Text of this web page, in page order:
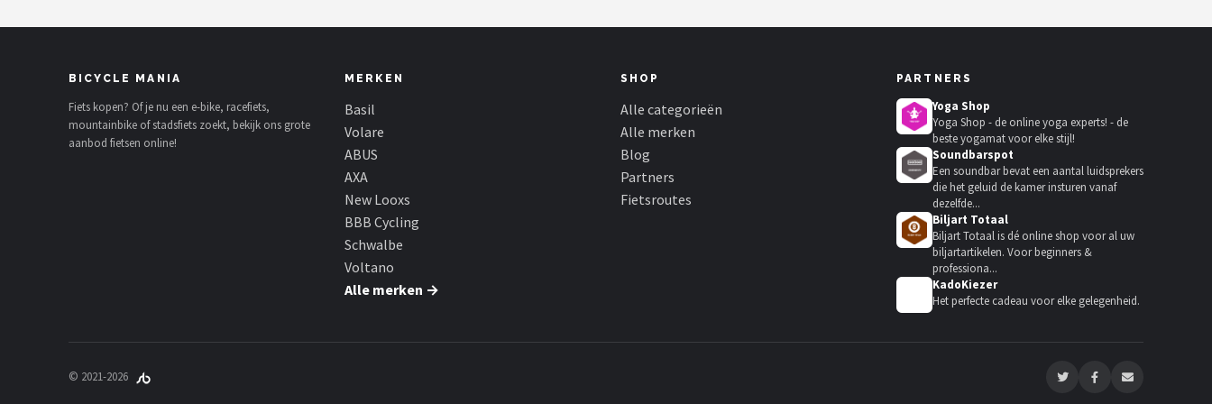
BICYCLE MANIA
Fiets kopen? Of je nu een e-bike, racefiets,
mountainbike of stadsfiets zoekt, bekijk ons grote
aanbod fietsen online!
MERKEN
Basil
Volare
ABUS
AXA
New Looxs
BBB Cycling
Schwalbe
Voltano
Alle merken →
SHOP
Alle categorieën
Alle merken
Blog
Partners
Fietsroutes
PARTNERS
Yoga Shop
Yoga Shop - de online yoga experts! - de
beste yogamat voor elke stijl!
Soundbarspot
Een soundbar bevat een aantal luidsprekers
die het geluid de kamer insturen vanaf
dezelfde...
Biljart Totaal
Biljart Totaal is dé online shop voor al uw
biljartartikelen. Voor beginners &
professiona...
KadoKiezer
Het perfecte cadeau voor elke gelegenheid.
© 2021-2026